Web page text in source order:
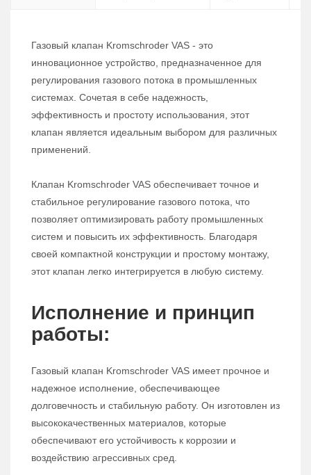
Газовый клапан Kromschroder VAS - это
инновационное устройство, предназначенное для
регулирования газового потока в промышленных
системах. Сочетая в себе надежность,
эффективность и простоту использования, этот
клапан является идеальным выбором для различных
применений.
Клапан Kromschroder VAS обеспечивает точное и
стабильное регулирование газового потока, что
позволяет оптимизировать работу промышленных
систем и повысить их эффективность. Благодаря
своей компактной конструкции и простому монтажу,
этот клапан легко интегрируется в любую систему.
Исполнение и принцип
работы:
Газовый клапан Kromschroder VAS имеет прочное и
надежное исполнение, обеспечивающее
долговечность и стабильную работу. Он изготовлен из
высококачественных материалов, которые
обеспечивают его устойчивость к коррозии и
воздействию агрессивных сред.